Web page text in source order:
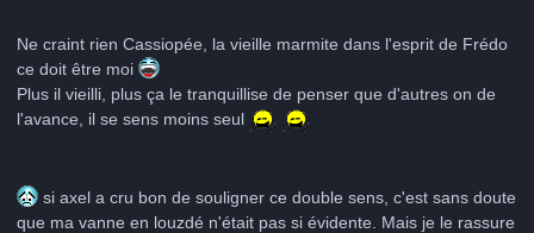
Ne craint rien Cassiopée, la vieille marmite dans l'esprit de Frédo
ce doit être moi
Plus il vieilli, plus ça le tranquillise de penser que d'autres on de
l'avance, il se sens moins seul
si axel a cru bon de souligner ce double sens, c'est sans doute
que ma vanne en louzdé n'était pas si évidente. Mais je le rassure